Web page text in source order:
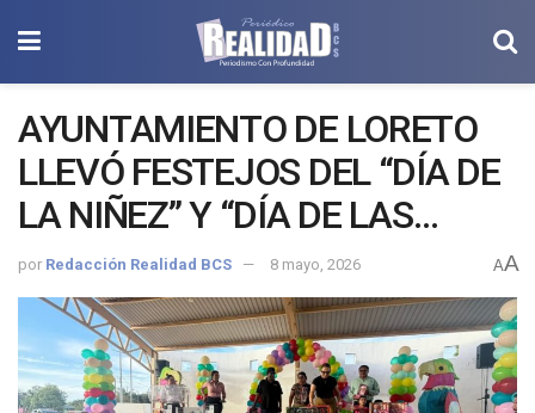
AYUNTAMIENTO DE LORETO
LLEVÓ FESTEJOS DEL “DÍA DE
LA NIÑEZ” Y “DÍA DE LAS
MADRES” A LAS
COMUNIDADES DE LIGÜÍ Y
ENSENADA BLANCA
por Redacción Realidad BCS 8 mayo, 2026 AA